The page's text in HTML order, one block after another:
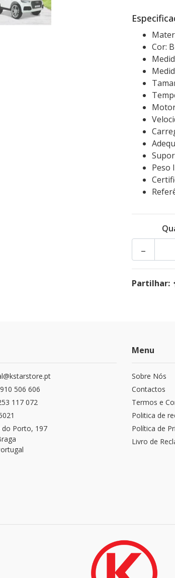
Cor:
Peso
-
Partilhar:
506 606
117 072
do Porto, 197
Menu
Sobre Nós
Contactos
Termos e
Politica de
Política de
Livro de